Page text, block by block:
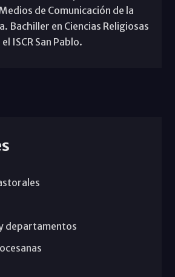
de Comunicación de la
Bachiller en Ciencias Religiosas
ISCR San Pablo.
departamentos